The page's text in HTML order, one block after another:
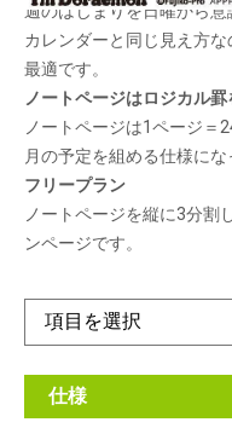
週のはじまりを日曜から
カレンダーと同じ見え方
最適です。
ノートページはロジカル罫
ノートページは1ページ＝
月の予定を組める仕様にな
フリープラン
ノートページを縦に3分割
ンページです。
仕様